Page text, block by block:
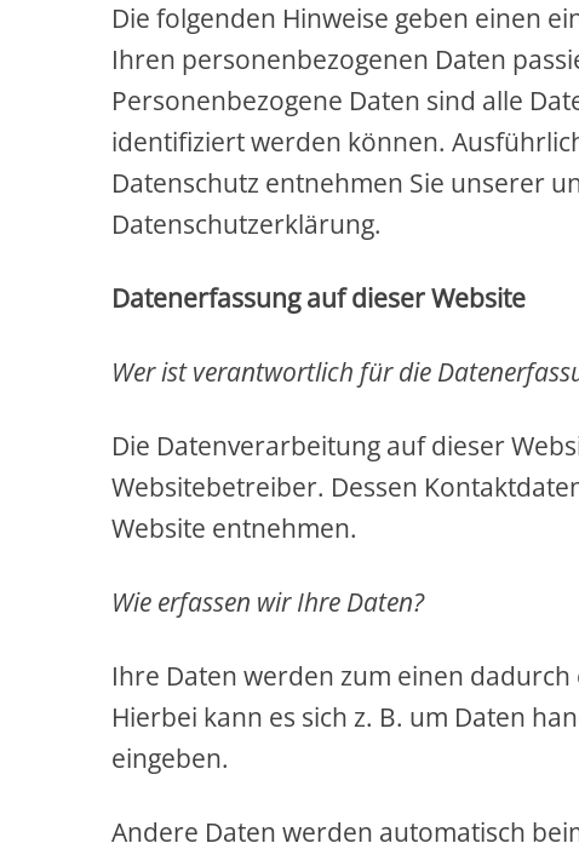
Die folgenden Hinweise geben einen
Ihren personenbezogenen Daten
Personenbezogene Daten sind alle
identifiziert werden können.
Datenschutz entnehmen Sie unserer
Datenschutzerklärung.
Datenerfassung auf dieser Website
Wer ist verantwortlich für die
Die Datenverarbeitung auf dieser
Websitebetreiber. Dessen
Website entnehmen.
Wie erfassen wir Ihre Daten?
Ihre Daten werden zum einen
Hierbei kann es sich z. B. um Daten
eingeben.
Andere Daten werden automatisch